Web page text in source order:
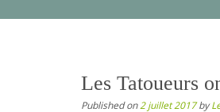
Les Tatoueurs
Published on2 juillet 2017by